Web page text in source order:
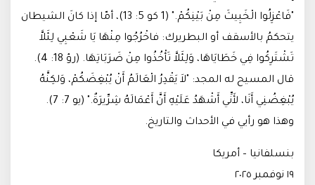
"فَاعْزِلُوا الْخَبِيثَ مِنْ بَيْنِكُمْ." (1 كو 5: 13)، أمّا إذا كانَ الشيطان
يتحكمُ بالأسقف أو البطريرك: فاخْرُجُوا مِنْهَا يَا شَعْبِي لِئَلاَّ
تَشْتَرِكُوا فِي خَطَايَاهَا، وَلِئَلاَّ تَأْخُذُوا مِنْ ضَرَبَاتِهَا. (رؤ 18: 4).
قال المسيح له المجد: "لاَ يَقْدِرُ الْعَالَمُ أَنْ يُبْغِضَكُمْ، وَلكِنَّهُ
يُبْغِضُنِي أَنَا، لأَنِّي أَشْهَدُ عَلَيْهِ أَنَّ أَعْمَالَهُ شِرِّيرَةٌ." (يو 7: 7).
وهذا هو رأيي في الأحداث والتاريخ.
بنسلفانيا – أمريكا
١٩ نوفمبر ٢٠٢٥